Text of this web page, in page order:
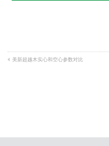
美新超越木实心和空心参数对比